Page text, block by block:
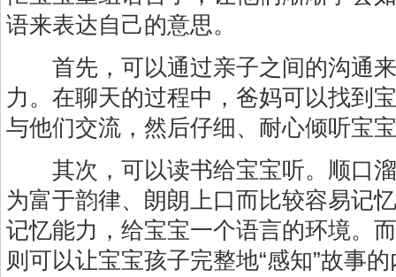
语来表达自己的意思。
首先，可以通过亲子之间的沟通来
力。在聊天的过程中，爸妈可以找到
与他们交流，然后仔细、耐心倾听宝
其次，可以读书给宝宝听。顺口溜
为富于韵律、朗朗上口而比较容易记
记忆能力，给宝宝一个语言的环境。
则可以让宝宝孩子完整地“感知”故事